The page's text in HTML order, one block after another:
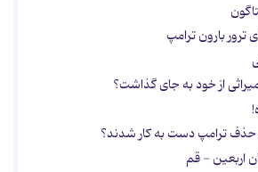
ترور بارون ترامپ
حذف ترامپ دست به کار شدند؟
اربعین - قم